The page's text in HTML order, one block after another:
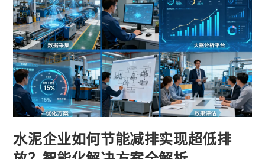
水泥企业如何节能减排实现超低排